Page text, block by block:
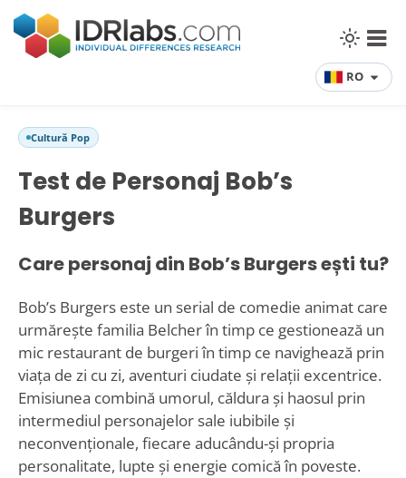
RO
Cultură Pop
Test de Personaj Bob’s
Burgers
Care personaj din Bob’s Burgers ești tu?
Bob’s Burgers este un serial de comedie animat care
urmărește familia Belcher în timp ce gestionează un
mic restaurant de burgeri în timp ce navighează prin
viața de zi cu zi, aventuri ciudate și relații excentrice.
Emisiunea combină umorul, căldura și haosul prin
intermediul personajelor sale iubibile și
neconvenționale, fiecare aducându-și propria
personalitate, lupte și energie comică în poveste.